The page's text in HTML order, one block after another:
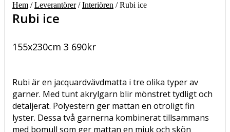
Hem /Leverantörer/Interiören / Rubi ice
Rubi ice
155x230cm 3 690kr
Rubi är en jacquardvävdmatta i tre olika typer av
garner. Med tunt akrylgarn blir mönstret tydligt och
detaljerat. Polyestern ger mattan en otroligt fin
lyster. Dessa två garnerna kombinerat tillsammans
med bomull som ger mattan en mjuk och skön